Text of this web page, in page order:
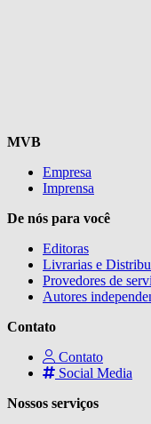
MVB
Empresa
Imprensa
De nós para você
Editoras
Livrarias e
Provedores de
Autores
Contato
Contato
Social Media
Nossos serviços